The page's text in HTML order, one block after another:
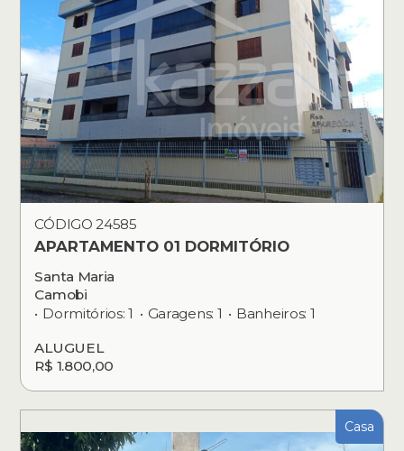
CÓDIGO 24585
APARTAMENTO 01 DORMITÓRIO
Santa Maria
Camobi
Dormitórios: 1
Garagens: 1
Banheiros: 1
ALUGUEL
R$ 1.800,00
Casa